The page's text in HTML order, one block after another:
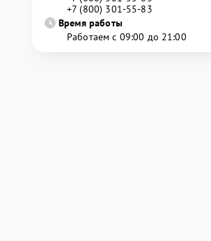
+7 (800) 301-55-83
Время работы
Работаем с 09:00 до 21:00